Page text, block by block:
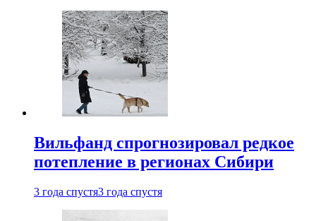
Вильфанд спрогнозировал редкое
потепление в регионах Сибири
3 года спустя3 года спустя